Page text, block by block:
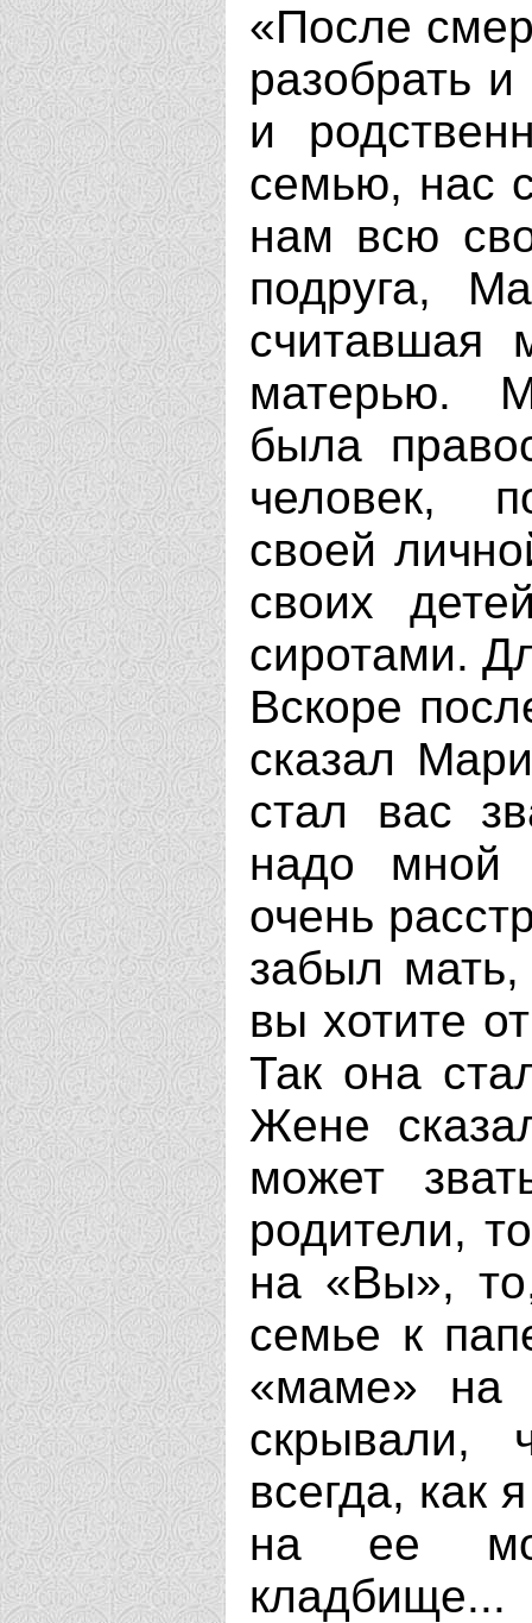
«После
разобрать
и
семью, нас
нам всю
подруга,
считавшая
матерью.
была
человек,
своей
своих
сиротами.
Вскоре
сказал
стал вас
надо мной
очень
забыл
вы хотите
Так она
Жене
может
родители,
на «Вы»,
семье к
«маме» на
всегда, как
на ее
кладбище...